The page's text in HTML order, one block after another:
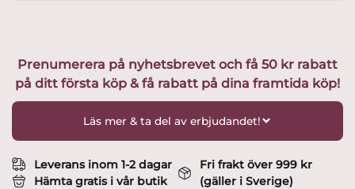
Prenumerera på nyhetsbrevet och få 50 kr rabatt
på ditt första köp & få rabatt på dina framtida köp!
Läs mer & ta del av erbjudandet!
Leverans inom 1-2 dagar
Hämta gratis i vår butik
Fri frakt över 999 kr
(gäller i Sverige)